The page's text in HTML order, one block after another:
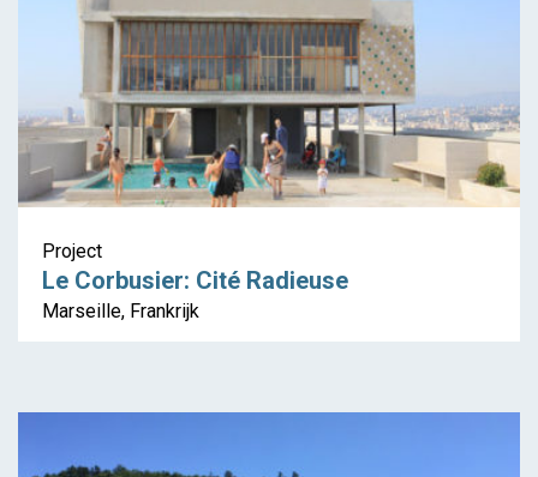
Project
Le Corbusier: Cité Radieuse
Marseille, Frankrijk